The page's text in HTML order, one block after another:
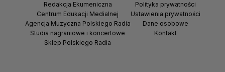
Redakcja Ekumeniczna
Centrum Edukacji Medialnej
Agencja Muzyczna Polskiego Radia
Studia nagraniowe i koncertowe
Sklep Polskiego Radia
Polityka prywatności
Ustawienia prywatności
Dane osobowe
Kontakt